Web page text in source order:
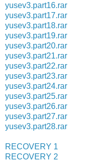
yusev3.part16.rar
yusev3.part17.rar
yusev3.part18.rar
yusev3.part19.rar
yusev3.part20.rar
yusev3.part21.rar
yusev3.part22.rar
yusev3.part23.rar
yusev3.part24.rar
yusev3.part25.rar
yusev3.part26.rar
yusev3.part27.rar
yusev3.part28.rar
RECOVERY 1
RECOVERY 2